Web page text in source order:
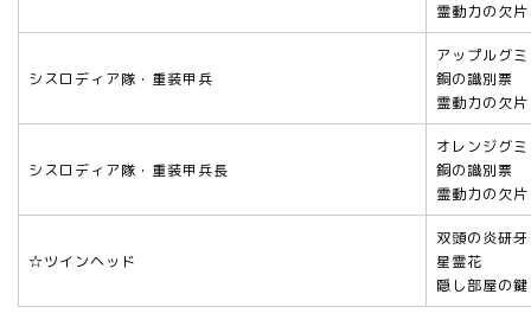
霊動力の欠片
シスロディア隊・重装甲兵
アップルグミ
銅の識別票
霊動力の欠片
シスロディア隊・重装甲兵長
オレンジグミ
銅の識別票
霊動力の欠片
☆ツインヘッド
双頭の炎研牙
星霊花
隠し部屋の鍵